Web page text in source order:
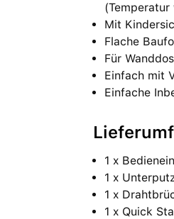
Mit
Flache
Für
Einfach mit
Einfache
1 x
1 x
1 x
1 x Quick